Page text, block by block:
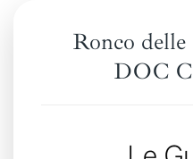
Ronco
DOC